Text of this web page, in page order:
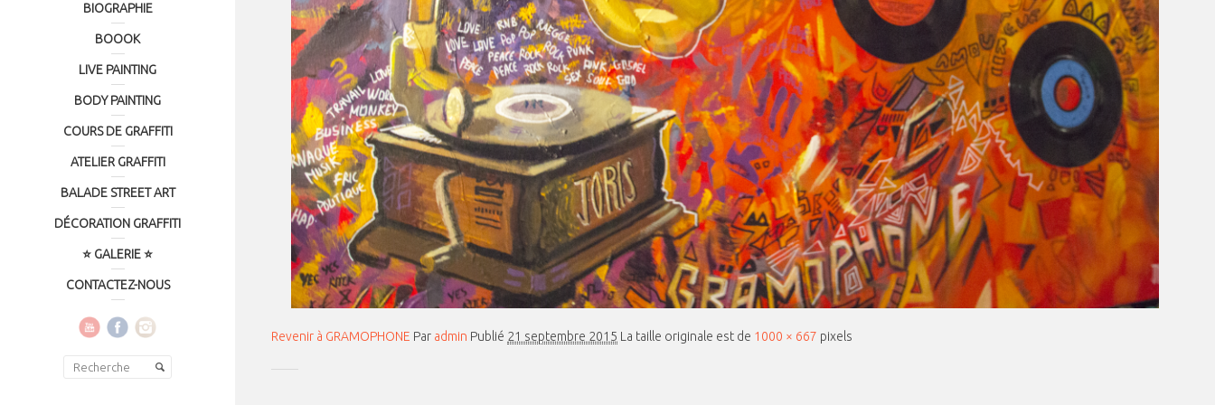
BIOGRAPHIE
BOOOK
LIVE PAINTING
BODY PAINTING
COURS DE GRAFFITI
ATELIER GRAFFITI
BALADE STREET ART
DÉCORATION GRAFFITI
⭐ GALERIE ⭐
CONTACTEZ-NOUS
Revenir à GRAMOPHONE Par admin Publié 21 septembre 2015 La taille originale est de 1000 × 667 pixels